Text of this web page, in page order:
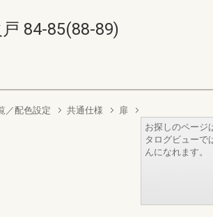
84-85(88-89)
／配色設定 共通仕様 扉
お探しのページ
タログビューで
んになれます。